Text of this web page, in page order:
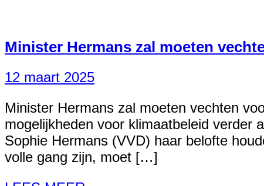
Minister Hermans zal moeten
12 maart 2025
Minister Hermans zal moeten vechten
mogelijkheden voor klimaatbeleid verder
Sophie Hermans (VVD) haar belofte
volle gang zijn, moet […]